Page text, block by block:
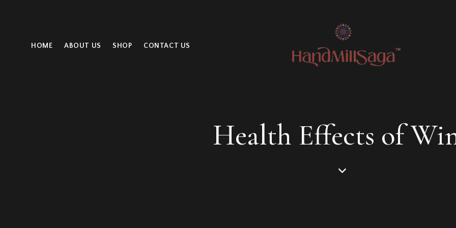
HOME ABOUT US SHOP CONTACT US
Health Effects of